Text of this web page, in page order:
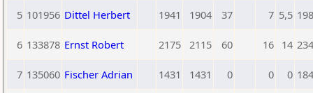
5 101956 Dittel Herbert 1941 1904 37 7 5,5
6 133878 Ernst Robert 2175 2115 60 16 14
7 135060 Fischer Adrian 1431 1431 0 0 0